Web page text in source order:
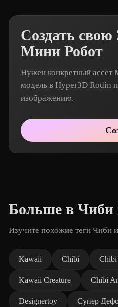
Создать свою
Мини Робот
Нужен конкретный ассет
модель в Hyper3D Rodin
изображению.
Больше в Чиби
Изучите похожие теги Чиби
Kawaii Chibi Chibi
Kawaii Creature Chibi
Designertoy Супер